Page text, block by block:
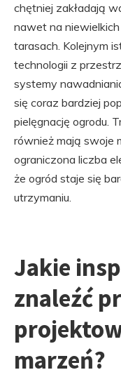
chętniej zakładają
nawet na
tarasach. Kolejnym
technologii z
systemy
się coraz bardziej
pielęgnację ogrodu.
również mają swoje
ograniczona liczba
że ogród staje się
utrzymaniu.
Jakie
znaleźć
marzeń?